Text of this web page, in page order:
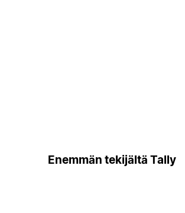
Enemmän tekijältä Tally